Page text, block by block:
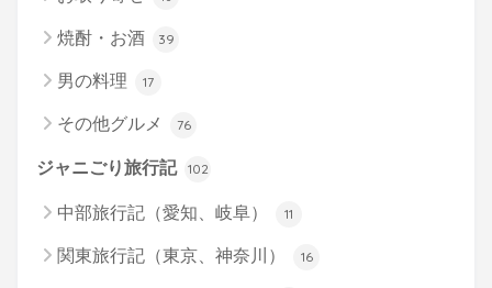
焼酎・お酒 39
男の料理 17
その他グルメ 76
ジャニごり旅行記 102
中部旅行記（愛知、岐阜） 11
関東旅行記（東京、神奈川） 16